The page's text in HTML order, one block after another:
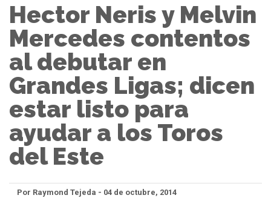
Hector Neris y Melvin
Mercedes contentos
al debutar en
Grandes Ligas; dicen
estar listo para
ayudar a los Toros
del Este
Por Raymond Tejeda - 04 de octubre, 2014